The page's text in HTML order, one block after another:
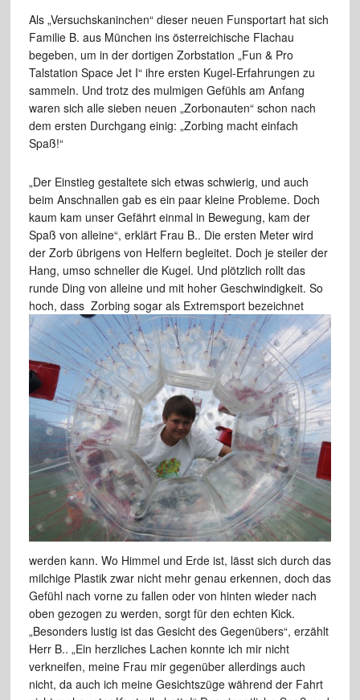
Als „Versuchskaninchen“ dieser neuen Funsportart hat sich
Familie B. aus München ins österreichische Flachau
begeben, um in der dortigen Zorbstation „Fun & Pro
Talstation Space Jet I“ ihre ersten Kugel-Erfahrungen zu
sammeln. Und trotz des mulmigen Gefühls am Anfang
waren sich alle sieben neuen „Zorbonauten“ schon nach
dem ersten Durchgang einig: „Zorbing macht einfach
Spaß!“
„Der Einstieg gestaltete sich etwas schwierig, und auch
beim Anschnallen gab es ein paar kleine Probleme. Doch
kaum kam unser Gefährt einmal in Bewegung, kam der
Spaß von alleine“, erklärt Frau B.. Die ersten Meter wird
der Zorb übrigens von Helfern begleitet. Doch je steiler der
Hang, umso schneller die Kugel. Und plötzlich rollt das
runde Ding von alleine und mit hoher Geschwindigkeit. So
hoch, dass Zorbing sogar als Extremsport bezeichnet
werden kann. Wo Himmel und Erde ist, lässt sich durch das
milchige Plastik zwar nicht mehr genau erkennen, doch das
Gefühl nach vorne zu fallen oder von hinten wieder nach
oben gezogen zu werden, sorgt für den echten Kick.
„Besonders lustig ist das Gesicht des Gegenübers“, erzählt
Herr B.. „Ein herzliches Lachen konnte ich mir nicht
verkneifen, meine Frau mir gegenüber allerdings auch
nicht, da auch ich meine Gesichtszüge während der Fahrt